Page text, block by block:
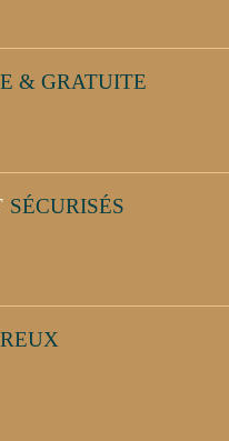
& GRATUITE
SÉCURISÉS